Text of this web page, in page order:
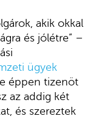
akik okkal
és jólétre” –
ügyek
éppen tizenöt
az addig két
és szereztek